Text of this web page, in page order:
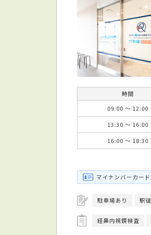
時間
09:00 ～ 12:00
13:30 ～ 16:00
16:00 ～ 18:30
マイナンバーカー
駐車場あり 駅
経鼻内視鏡検査